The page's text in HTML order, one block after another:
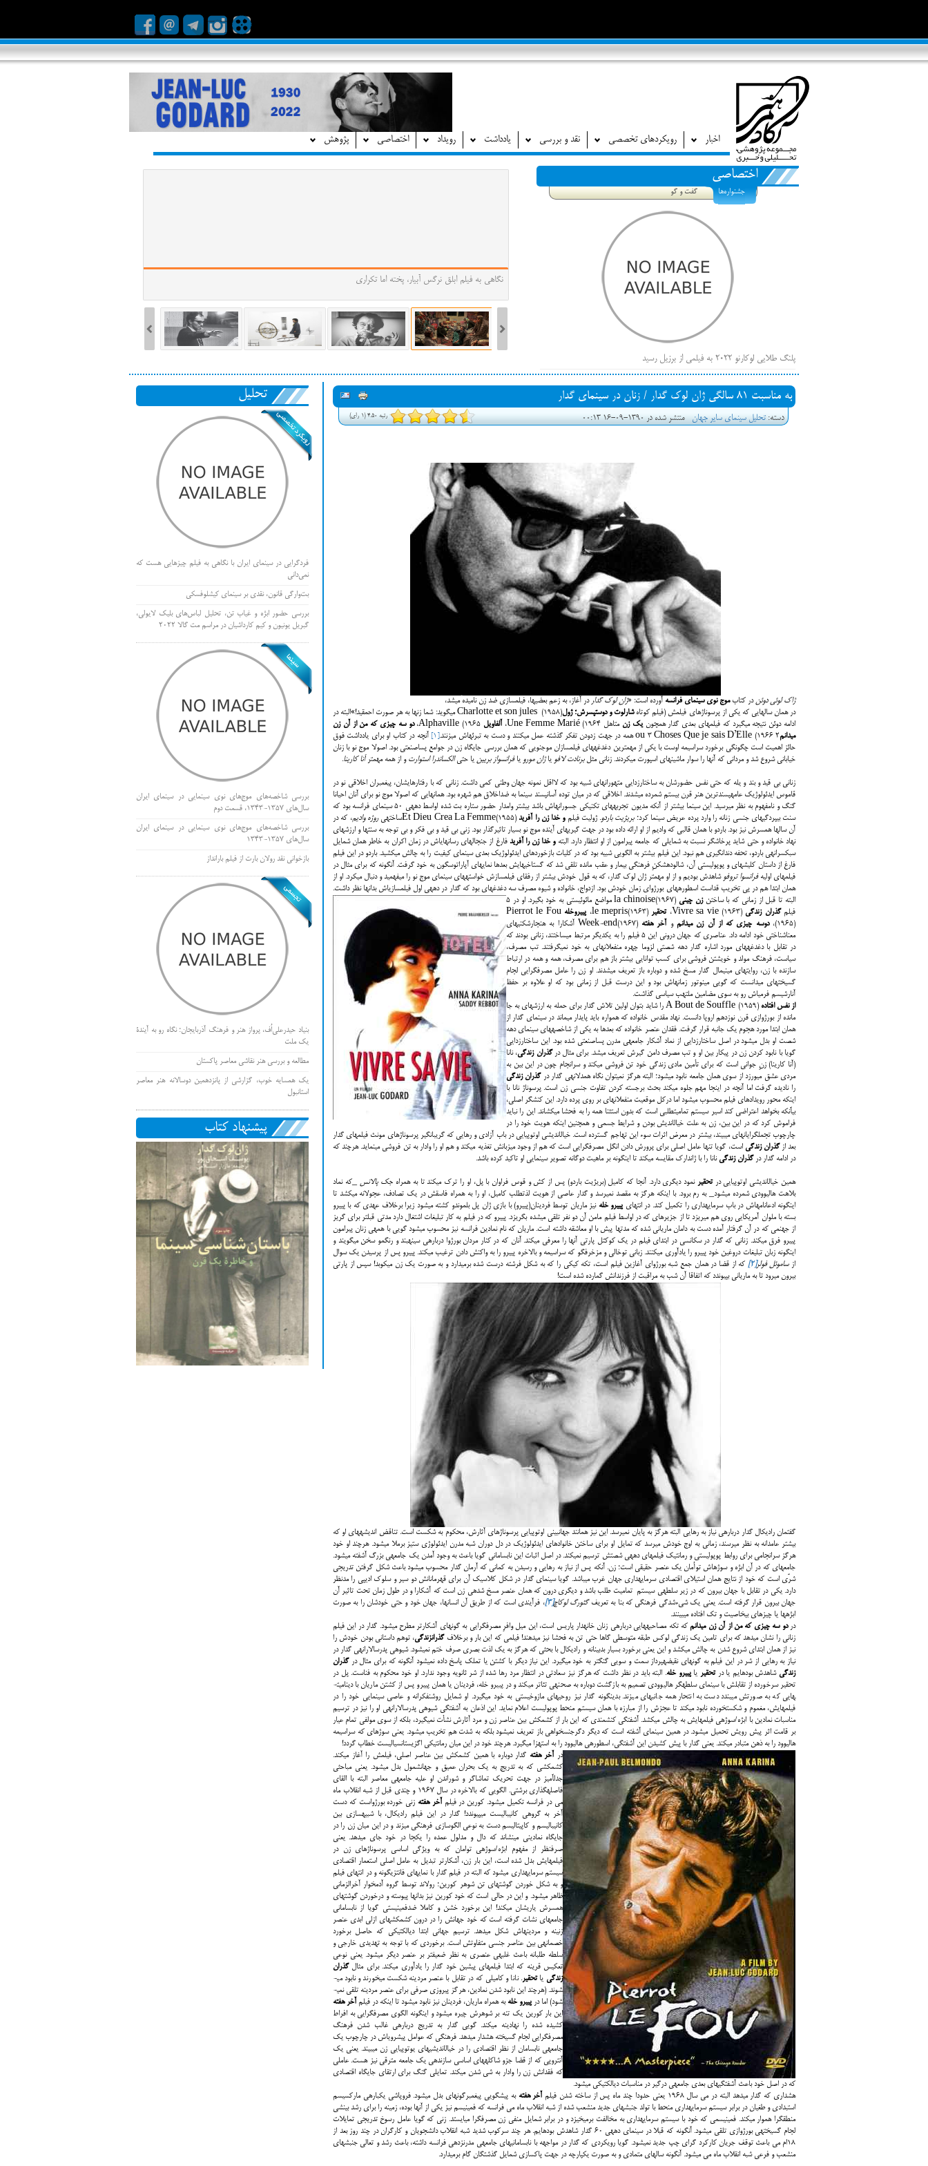
اخبار رویکردهای تخصصی نقد و بررسی یادداشت رویداد اختصاصی پژوهش
اختصاصی
جشنواره‌ها گفت و گو
پلنگ طلایی لوکارنو ۲۰۲۲ به فیلمی از برزیل رسید
فهرست فیلم‌های بخش مسابقه جشنواره فیلم ونیز ۲۰۲۲ مشخص شد، سهم پررنگ
ایرانی‌ها
بیرون راندن فیلم‌های منتسب به حامیان کرملین از جشنواره کن، راه برای مستقل‌ها
باز است
نگاهی به فیلم ابلق نرگس آبیار، پخته اما تکراری
به مناسبت 81 سالگی ژان لوک گدار / زنان در سینمای گدار
رتبه 4.50 (1 رای) دسته:تحلیل سینمای سایر جهان منتشر شده در 1390-09-16 00:13
ژاک لوئی دوئندر کتابموج نوی سینمای فرانسه آورده است: «ژان لوک گدار در آغاز، به زعم بعضی‎ها، فیلمسازی ضد زن نامیده می­شد،
در همان سال‎هایی که یکی از پرسوناژهای فیلمش (فیلم کوتاه
شارلوت و دوستپسرش؛ ژولCharlotte et son jules (1958) می­گوید: شما زن‎ها به هر صورت احمقید!»
البته در
ادامه دوئن نتیجه می­گیرد که فیلم‎های بعدی گدار هم‎چون
یک زنمتاهل Une Femme Marié (1964، آلفاویل Alphaville (1965، دو سه چیزی که من از آن زن
میدانم2 ou 3 Choses Que je sais D’Elle (1966 همه در جهت زدودن تفکر گذشته عمل می­کنند و دست به تبرئه‎اش می­زنند. [1]
آن‎چه در کتاب او برای یادداشت فوق
حائز اهمیت است چگونگی برخورد سراسیمه اوست با یکی از مهم‎ترین دغدغه­های فیلمسازان موج‎نویی که همان بررسی جایگاه زن در جوامع پساصنعتی بود. اصولا موج نو با زنان
خیابانی شروع شد و مردانی که آن‎ها را سوار ماشین‎های اسپورت می‎کردند. زنانی مثل
برنادت لافو یاژان مورو یافرانسواز بری­ین یا حتیالکساندرا استوارتو از همه مهم‎تر آنا کارینا.
زنانی بی قید و بند و یله که حتی نفس حضورشان به ساختارزدایی متهورانه­ای شبیه بود که لااقل نمونه جهان وطنی کمی داشت. زنانی که با رفتارهایشان، پیغمبران اخلاقی نو در
قاموس ایدئولوژیک عامه‎پسندترین هنر قرن بیستم شمرده می­شدند. اخلاقی که در میان توده آسان‎پسند سینما به ضداخلاق هم شهره بود. همان­هایی که اصولا موج نو برای آنان احیانا
گنگ و نامفهوم به نظر می­رسید. این سینما بیشتر از آن‎که مدیون تجربه­های تکنیکی جسورانه­اش باشد بیشتر وامدار حضور ستاره بت شده اواسط دهه‎ی 50 سینمای فرانسه بود که
سنت بی‎پردگی‎های جنسی زنانه را وارد پرده عریض سینما کرد؛
بریژیت باردو. ژولیت فیلم و خدا زن را آفرید (1955) Et Dieu Crea La Femmeساخته‎ی روژه وادیم، که در
آن سال‎ها همسرش نیز بود. باردو با همان قالبی که وادیم از او ارائه داده بود در جهت گیری­های آینده موج نو بسیار تاثیرگذار بود. زنی بی قید و بی فکر و بی توجه به سنت­ها و ارزش­های
نهاد خانواده و حتی شاید پرخاشگر نسبت به شمایلی که جامعه پیرامون از او انتظار دارد. البتهو خدا زن را آفرید فارغ از جنجال­های رسانه­ای­اش در زمان اکران به خاطر همان شمایل
سبک‎سرانه‎ی باردو، تحفه دندان­گیری هم نبود. این فیلم بیشتر به الگویی شبیه بود که در کلیات بازخوردهای ایدئولوژیک بعدی سینمای کیفیت را به چالش می­کشید. باردو در این فیلم
فارغ از داستان کلیشه­­ای و پوپولیستی آن، شالوده‎شکنِ فرهنگی بیمار و عقب مانده تلقی شد که گستاخی­هایش بعدها نمایه­ای آپاراتوس‎گون به خود گرفت. آن‎گونه که برای مثال در
فیلم‎های اولیه
فرانسوا تروفو
شاهدش بودیم و از او مهم‎تر ژان لوک گدار، که به قول خودش بیشتر از رفقای فیلمسازش خواسته­های سینمای موج نو را می­فهمید و دنبال می­کرد. او از
همان ابتدا هم در پی تخریب قداست اسطوره‎های بورژوای زمان خودش بود. ازدواج، خانواده و شیوه مصرف سه دغدغه­ای بود که گدار در دهه­ی اول فیلمسازی­اش بدان‎ها نظر داشت.
البته تا قبل از زمانی که با ساختنزن چینی la chinoise
(1967) مواضع مائوئیستی به خود بگیرد. او در 5
فیلمگذران زندگیVivre sa vie (1963)، تحقیر le mepris(1963)، پی­یروخلهPierrot le Fou
(1965)،
دوسه چیزی که از آن زن می­دانم و آخر هفته Week-end (1967) آشکارا به هنجارشکنی­های
معناشناختی خود ادامه داد. عناصری که جهان درونی این 5 فیلم را به یکدیگر مرتبط می­ساختند، زنانی بودند که
در تقابل با دغدغه­های مورد اشاره گدار دهه شصتی لزوما چهره منفعلانه­ای به خود نمی­گرفتند. تب مصرف،
سیاست، فرهنگ مولد و خویشتن فروشی برای کسب توانایی بیشتر باز هم برای مصرف، همه و همه در ارتباط
سازنده با زن، روایت‎های مینی‎مال گدار مسخ شده و دوباره باز تعریف می­شدند.
او زن را عامل مصرف‎گرایی لجام
گسیخته­ای می‎دانست که گویی مینوتور زمانه­اش بود و این درست قبل از زمانی بود که او علاوه بر حفظ
آنارشیسم فرمی­اش رو به سوی مضامین ملتهب سیاسی گذاشت.
از نفس افتاده
A Bout de Souffle (1959) را شاید بتوان اولین تلاش گدار برای حمله به ارزش‎های به جا
مانده از بورژوازی قرن نوزدهم اروپا دانست. نهاد مقدس خانواده که همواره باید پایدار می­ماند در سینمای گدار از
همان ابتدا مورد هجوم یک جانبه قرار گرفت. فقدان عنصر خانواده که بعدها به یکی از شاخصه­های سینمای دهه
شصت او بدل می­شود در اصل ساختارزدایی از نماد آشکار جامعه­ی مدرن پساصنعتی شده بود. این ساختارزدایی
گویا با نابود کردن زن در پیکار بین او و تب مصرف دامن گیرش تعریف می­شد. برای مثال درگذران زندگی، نانا
(آنا کارینا) زنِ جوانی است که برای تأمین مادی زندگی خود تن فروشی می­کند و سرانجام چون در این بین به
مردی عشق می­ورزد از سوی همان جامعه نابود می­شود؛ البته هرگز نمی­توان نگاه همدلانه­ی گدار درگذران زندگی
را نادیده گرفت اما آن‎چه در این‎جا مهم جلوه می­کند بحث برجسته کردن تفاوت جنسی زن است. پرسوناژ نانا با
این‎که محور رویدادهای فیلم محسوب می­شود اما درکل موقعیت منفعلانه­ای بر روی پرده دارد. این کنش‎گر اصلی،
بی­آنکه بخواهد اعتراضی کند اسیر سیستم تمامیت‎طلبی است که بدون استثنا همه را به فحشا می­کشاند. این را نباید
فراموش کرد که در این بین، زن به علت خیال‎اندیش بودن و شرایط جسمی و هم‎چنین این‎که هویت خود را در
چارچوب تجمل‎گرایانه­ای می‎بیند، بیشتر در معرض اثرات سوء این تهاجم گسترده است. خیال‎اندیشی اوتوپیایی در باب آزادی و رهایی که گریبانگیر پرسوناژهای مونث فیلم‎های گدار
بعد ازگذران زندگی
است، گویا تنها عامل اصلی برای پرورش دادن انگل مصرف‎گرایی است که هم از وجود میزبانش تغذیه می­کند و هم او را وادار به تن فروشی می­نماید. هرچند که
در ادامه گدار درگذران زندگینانا را با ژاندارک مقایسه می­کند تا این‎گونه بر ماهیت دوگانه تصویر سینمایی او تاکید کرده باشد.
همین خیال‎اندیشی اوتوپیایی در تحقیر نمود دیگری دارد. آن‎جا که کامیل (بریژیت باردو) پس از کش و قوس فراوان با پل، او را ترک می­کند تا به همراه جک پالانس_که نماد
بلاهت هالیوودی شمرده می­شود_ به رم برود. با این‎که هرگز به مقصد نمی­رسد و گدار عاصی از هویت لذت‎طلب کامیل، او را به همراه فاسقش در یک تصادف، عجولانه می­کشد تا
این‎گونه ادعانامه­اش در باب سرمایه‎داری را تکمیل کند. در انتهای
پی­یرو خلهنیز ماریان توسط فردینان(پی­یرو) با بازی ژان پل بلموندو کشته می­شود زیرا برخلاف عهدی که با پی­یرو
بسته با ملوان آمریکایی روی هم می­ریزد تا از جزیره­ای که در اواسط فیلم مامن آن دو نفر تلقی می­شده بگریزد. پی­یرو که در فیلم به کار تبلیغات اشتغال دارد مدتی قبل‎تر برای گریز
از جهنمی که در آن گرفتار آمده دست به دامان ماریانی شده که مدت‎ها پیش با او معاشقه داشته است. ماریان که نام نمادین فرانسه نیز محسوب می­شود گویی با همه‎ی زنان پیرامون
پی­یرو فرق می­کند. زنانی که گدار در سکانسی در ابتدای فیلم در یک کوکتل پارتی آن‎ها را معرفی می­کند. آنان که در کنار مردان بورژوا درباره­ی سینه‎بند و رنگ‎مو سخن می­گویند و
این‎گونه زبان تبلیغات دروغین خود پی­یرو را یادآوری می­کنند. زبانی توخالی و مزخرف‎گو که سراسیمه و بالاخره پی­یرو را به واکنش دادن ترغیب می­کند. پی­یرو پس از پرسیدن یک سوال
ازساموئل فولر[2]
که از قضا در همان جمع شبه بورژوای آغازین فیلم است، تکه کیکی را که به شکل فرشته درست شده برمی­دارد و به صورت یک زن می­­کوبد! سپس از پارتی
بیرون می­رود تا به ماریانی بپیوندد که اتفاقا آن شب به مراقبت از فرزندانش گمارده شده است!
گفتمان رادیکال گدار درباره­ی نیاز به رهایی البته هرگز به پایان نمی­رسد. این نیز همانند جهان‎بینی اوتوپیایی پرسوناژهای آثارش، محکوم به شکست است. تناقض اندیشه­های او که
بیشتر عامدانه به نظر می­رسند، زمانی به اوج خودش می­رسد که تمایل او برای ساختن خانواده­ای ایدئولوژیک در دل دوران شبه مدرن ایدئولوژی ستیز برملا می­شود. هرچند او خود
هرگز سرانجامی برای روابط پوپولیستی و رمانتیک فیلم‎های دهه­ی شصتش ترسیم نمی­کند. در اصل اثبات این نابسامانی گویا باعث به وجود آمدن یک جامعه­ی بزرگ آشفته می­شود.
جامعه­ای که در آن ابژه و سوژه­اش توأمان یک عنصر حقیقی است؛ زن. آن‎که پس از نیاز به رهایی و رسیدن به کمانی که آرمان گدار محسوب می­شود باعث شکل گرفتن تدریجی
شرّی است که خود از نتایج همان استیلای اقتصادی سرمایه‎داری جهان غرب می­باشد. گویا سینمای گدار در شکل کلاسیک آن برای قهرمانانش دو سیر و سلوک ادیپی را مدنظر
دارد. یکی در تقابل با جهان بیرون که در زیر سلطه­ی سیستم تمامیت طلب باشد و دیگری درون که همان عنصر مسخ شده­ی زن است که آشکارا و در طول زمان تحت تاثیر آن
جهان بیرون قرار گرفته است. یعنی یک شیء‎شدگی فرهنگی که بنا به تعریف
گئورگ لوکاچ[3]
، فرآیندی است که از طریق آن انسان‎ها، جهان خود و حتی خودشان را به صورت
ابژه­ها یا چیزهای بی­خاصیت و تک افتاده می­بینند.
دردو سه چیزی که من از آن زن می­دانم
که تکه مصاحبه­هایی درباره­ی زنان خانه­دار پاریس است، این میل وافرِ مصرف‎گرایی به گونه­ای آشکارتر مطرح می­شود. گدار در این فیلم
زنانی را نشان می­دهد که برای تامین یک زندگی لوکس طبقه متوسطی گاها حتی تن به فحشا نیز می­دهند! فیلمی که این بار و برخلاف گذرانزندگی، توهم داستانی بودن خودش را
نیز از همان ابتدای شروع شدن به چالش می­کشد و این یعنی برخورد بسیار بدبینانه و رادیکال با بحثی که هرگز به یک لذت بصری صرف ختم نمی­شود. شیوه­ی پدرسالارانه­ی گدار در
نیاز به رهایی از شر در این فیلم به گونه­ای نقیضه­پرداز سمت و سویی گنگ­تر به خود می­گیرد. این نیاز دیگر با کشتن یا تملک پاسخ داده نمی­شود آن‎گونه که برای مثال در
گذران
زندگی شاهدش بوده­ایم یا درتحقیر یاپی­یرو خله. البته باید در نظر داشت که هرگز نیز سعادتی در انتظار مرد رها شده از شر ثانویه وجود ندارد. او خود محکوم به فناست. پل در
تحقیر سرخورده از تقابلش با سینمای سلطه­گر هالیوودی تصمیم به بازگشت دوباره به صحنه­ی تئاتر می­کند و در پی­یرو خله، فردینان یا همان پی­یرو پس از کشتن ماریان با دینامیت­
هایی که به صورتش می­بندد دست به انتحار همه جانبه­ای می­زند. بدین‎گونه گدار نیز روحیه­ای مازوخیستی به خود می­گیرد. او شمایل روشنفکرانه و عاصی سینمایی خود را در
فیلم‎هایش، مغموم و شکست‎خورده نابود می­کند تا عجزش را از مبارزه با همان سیستم منحط پوپولیست اعلام نماید. این اذعان به آشفتگی شیوه­ی پدرسالارانه­ی او را نیز در ترسیم
مناسبات نمادین با ابژه/سوژه­ی فیلم‎هایش به چالش می­کشد. آشفتگی کنشمندی که این بار از کشمکش بین عناصر زن و مرد آثارش نشأت نمی­گیرد، بلکه از سوی مولفی تمام عیار
بر قامت اثر پیش رویش تحمیل می­شود. در همین سینمای آشفته است که دیگر دگرجنس­خواهی باز تعریف نمی­شود بلکه به شدت هم تخریب می­شود. یعنی سوژه­ای که سراسیمه
هالیوود را به ذهن متبادر می­کند. یعنی گدار با پیش کشیدن این آشفتگی، اسطوره­ی هالیوود را به استهزا می­گیرد. هرچند خود در این میان رمانتیکی اگزیستانسیالیست خطاب ­گردد!
در آخر هفته
گدار دوباره با همین کش‎مکش بین عناصر اصلی، فیلمش را آغاز می­کند.
کش‎مکشی که به تدریج به یک بحران عمیق و جهان‎شمول بدل می­شود. یعنی مباحثی
جدل‎آمیز در جهت تحریک تماشاگر و شوراندن او علیه جامعه­ی معاصر البته با القای
فاصله­گذاری برشتی. الگویی که بالاخره در سال 1967 و چندی قبل از شبه انقلاب ماه
می در فرانسه تکمیل می­شود. کورین در فیلمآخر هفته زنی خورده بورژواست که دست
آخر به گروهی کانیبالیست می‎پیوندد! گدار در این فیلم رادیکال، با شبیه‎سازی بین
کانیبالیسم و کاپیتالیسم دست به نوعی الگوسازی فرهنگی می­زند و در این میان زن را در
جایگاه نمادینی می­نشاند که دال و مدلول عمده را یکجا در خود جای می­دهد. یعنی
صرف‎نظر از مفهوم ابژه/سوژه­ی توامان که به ویژگی اساسی پرسوناژهای زن در
فیلم‎هایش بدل شده است، این بار زن، آشکارتر تبدیل به عامل اصلی استعمار اقتصادی
سیستم سرمایه­داری می­شود که البته در فیلم گدار با نمایه­ای فانتزی­گونه و در انتهای فیلم
و به شکل خوردن گوشت­های تن شوهر کورین؛ رولاند توسط گروه آدم‎خوار آخرالزمانی
ظاهر می­شود. و این در حالی است که خود کورین نیز بدان‎ها پیوسته و درخوردن گوشت‎های
همسرش یاری‎شان می­کند! این برخورد خشن و کاملا ضدفمینیستی گویا از نابسامانی
جامعه­ای نشات گرفته است که خود جهانش را در درون کشمکش­های ازلی ابدی عنصر
زنینه و مردینه­اش شکل می­دهد. ترسیم جهانی ابتدا دیالکتیکی که حاصل برخورد
خصمانه­ی بین عناصر جنسی متفاوتش است. برخوردی که با توجه به تهدیدی خارجی و
سلطه طلبانه باعث غلبه­ی عنصری به نظر ضعیف‎تر بر عنصر دیگر می­شود. یعنی نوعی
تعکیس قرینه که ابتدا فیلم‎های پیشین خود گدار را یادآوری می­کند. برای مثال
گذران
زندگی یاتحقیر. نانا و کامیلی که در تقابل با عنصر مردینه شکست می­خورند و نابود می­
شوند. (هرچند این نابود شدن نمادین، هرگز پیروزی صرفی برای عنصر مردینه تلقی نمی­
شود) اما درپی­یرو خلهبه همراه ماریان، فردینان نیز نابود می­شود تا این‎که در فیلم
آخر هفته
این بار کورین یک تنه بر شوهرش چیره می­شود و این‎گونه الگوی مصرف‎گرایی به افراط
کشیده شده را نهادینه می­کند. گویی گدار به تدریج درباره­ی غالب شدن فرهنگ
مصرف‎گرایی لجام گسیخته هشدار می­دهد. فرهنگی که عوامل پیشروی­اش در چارچوب یک
جامعه­ی نابسامان از نظر اقتصادی را در خیال‎اندیشی­های یوتوپیایی زن می­بیند. یعنی یک
آنتروپی که از قضا جزو شاکله­های اساسی سازنده­ی یک جامعه مترقی نیز هست. عاملی
که فقدانش زن را وادار به شی شدن می­کند. تمایلی گنگ برای ارتقای جایگاه اقتصادی
که در اصل خود باعث آشفتگی­های بعدی جامعه­ی درگیر در مناسبات دیالکتیکی می­شود.
هشداری که گدار می­دهد البته در می سال 1968 یعنی حدودا چند ماه پس از ساخته شدن فیلم
آخر هفتهبه پیشگویی پیغمبرگونه­ای بدل می­شود. فروپاشی یکباره­ی مارکسیسم
استبدادی و طغیان در برابر سیستم سرمایه­داری منحط با تولد جنبش­های جدید منشعب شده از شبه انقلاب ماه می فرانسه که فمینیسم نیز یکی از آن‎ها بوده، زمینه را برای رشد بینشی
منطق‎گرا هموار می­کند. فمینیسمی که خود با سیستم سرمایه­­­­­­­­­­­­­­­داری به مخالفت برمی­خیزد و در برابر شمایل منفی زن مصرف‎گرا می­ایستد. زنی که گویا عامل رسوخ تدریجی تمایلات
لجام گسیخته­ی بورژوازی تلقی می­شود. آن‎گونه که قبلا در سینمای دهه­ی 60 گدار شاهدش بوده­ایم. هر چند سرکوب شدید شبه انقلاب دانشجویان و کارگران در چند روز بعد از
18ام می باعث توقف جریان کارکرد گرای چپ جدید نمی­شود. گویا رویکردی که گدار در مواجهه با نابسامانی‎های جامعه­ی مدرن‎زده­ی فرانسه داشته، باعث رشد و تعالی جنبش­های
منشعب و فرعی شبه انقلاب ماه می می­شود. آن‎گونه سال‎های متمادی و به صورت یکپارچه در جهت پاکسازی شمایل گذشتگان گام بر­می­دارد.
تحلیل
فردگرایی در سینمای ایران با نگاهی به فیلم چیزهایی هست که
نمی‌دانی
بت‌وارگی قانون، نقدی بر سینمای کیشلوفسکی
بررسی حضور ابژه و غیاب تن، تحلیل لباس‌های بلیک لایولی،
گبریل یونیون و کیم کارداشیان در مراسم مت گالا ۲۰۲۲
بررسی شاخصه‌های موج‌های نوی سینمایی در سینمای ایران
سال‌های 1357-1343، قسمت دوم
بررسی شاخصه‌های موج‌های نوی سینمایی در سینمای ایران
سال‌های 1357-1343
بازخوانی نقد رولان بارت از فیلم بارانداز
بنیاد حیدرعلی‌اُف، پرواز هنر و فرهنگ آذربایجان؛ نگاه رو به آیندۀ
یک ملت
مطالعه و بررسی هنر نقاشی معاصر پاکستان
یک همسایه خوب، گزارشی از پانزدهمین دوسالانه هنر معاصر
استانبول
پیشنهاد کتاب